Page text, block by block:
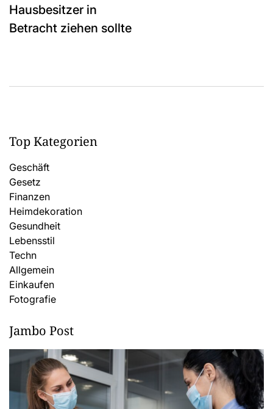
Hausbesitzer in
Betracht ziehen sollte
Top Kategorien
Geschäft
Gesetz
Finanzen
Heimdekoration
Gesundheit
Lebensstil
Techn
Allgemein
Einkaufen
Fotografie
Jambo Post